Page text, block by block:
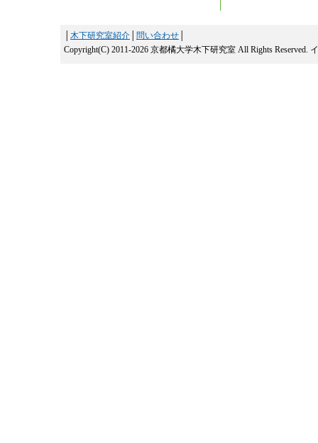
木下研究室紹介 問い合わせ
Copyright(C) 2011-2026 京都橘大学木下研究室 All Rights Reserved.